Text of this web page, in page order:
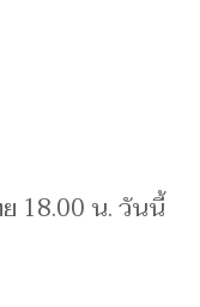
18.00 น. วันนี้